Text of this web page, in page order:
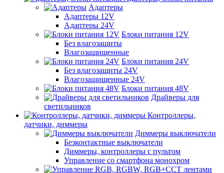
Адаптеры
Адаптеры 12V
Адаптеры 24V
Блоки питания 12V
Без влагозащиты
Влагозащищенные
Блоки питания 24V
Без влагозащиты 24V
Влагозащищенные 24V
Блоки питания 48V
Драйверы для
светильников
Контроллеры,
датчики, диммеры
Диммеры выключатели
Безконтактные выключатели
Диммеры, контроллеры с пультом
Управление со смартфона монохром